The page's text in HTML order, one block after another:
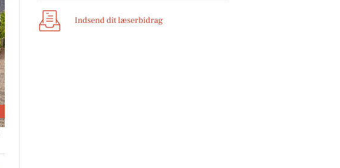
Indsend dit læserbidrag